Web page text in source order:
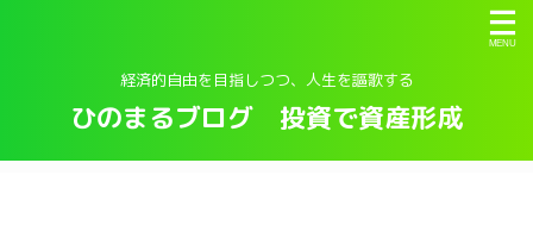
経済的自由を目指しつつ、人生を謳歌する
ひのまるブログ 投資で資産形成